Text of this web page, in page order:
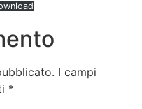
I campi
*